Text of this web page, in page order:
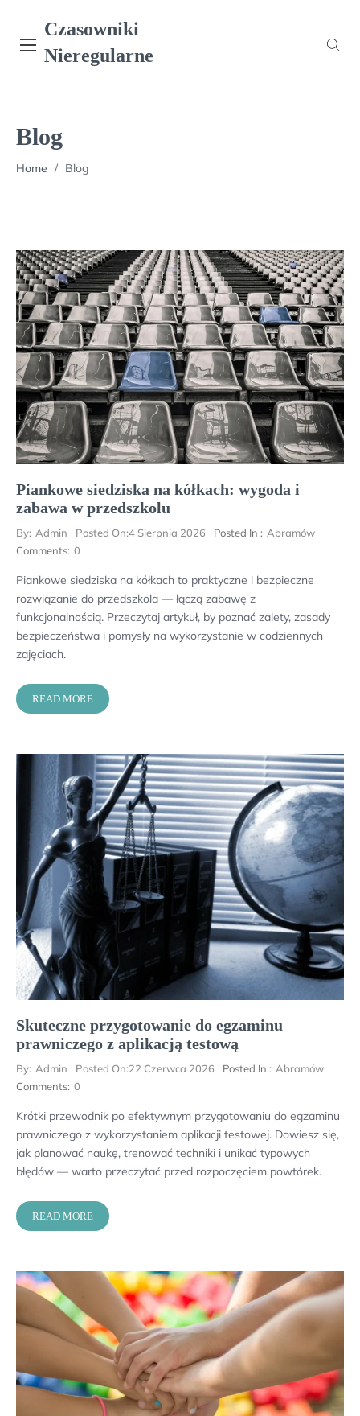
content
Czasowniki
Nieregularne
Blog
Home / Blog
Piankowe siedziska na kółkach: wygoda i
zabawa w przedszkolu
By: Admin Posted On:4 Sierpnia 2026 Posted In : Abramów
Comments: 0
Piankowe siedziska na kółkach to praktyczne i bezpieczne
rozwiązanie do przedszkola — łączą zabawę z
funkcjonalnością. Przeczytaj artykuł, by poznać zalety, zasady
bezpieczeństwa i pomysły na wykorzystanie w codziennych
zajęciach.
READ MORE
Skuteczne przygotowanie do egzaminu
prawniczego z aplikacją testową
By: Admin Posted On:22 Czerwca 2026 Posted In : Abramów
Comments: 0
Krótki przewodnik po efektywnym przygotowaniu do egzaminu
prawniczego z wykorzystaniem aplikacji testowej. Dowiesz się,
jak planować naukę, trenować techniki i unikać typowych
błędów — warto przeczytać przed rozpoczęciem powtórek.
READ MORE